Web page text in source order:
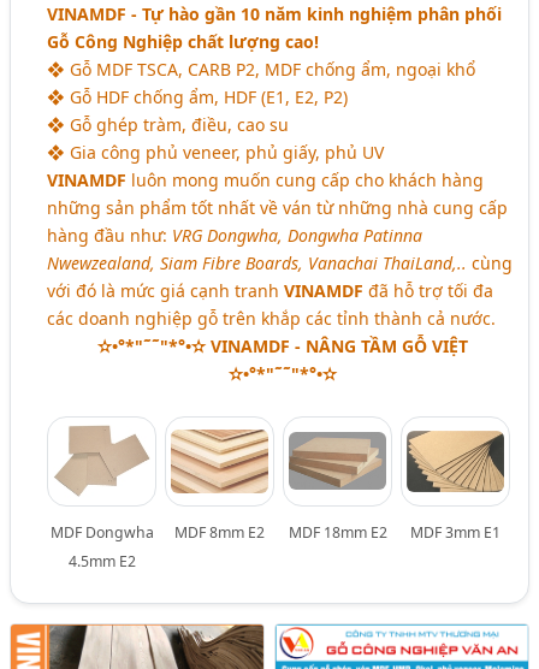
VINAMDF - Tự hào gần 10 năm kinh nghiệm phân phối
Gỗ Công Nghiệp chất lượng cao!
❖ Gỗ MDF TSCA, CARB P2, MDF chống ẩm, ngoại khổ
❖ Gỗ HDF chống ẩm, HDF (E1, E2, P2)
❖ Gỗ ghép tràm, điều, cao su
❖ Gia công phủ veneer, phủ giấy, phủ UV
VINAMDF luôn mong muốn cung cấp cho khách hàng
những sản phẩm tốt nhất về ván từ những nhà cung cấp
hàng đầu như: VRG Dongwha, Dongwha Patinna
Nwewzealand, Siam Fibre Boards, Vanachai ThaiLand,.. cùng
với đó là mức giá cạnh tranhVINAMDF đã hỗ trợ tối đa
các doanh nghiệp gỗ trên khắp các tỉnh thành cả nước.
✫•°*"˜˜"*°•✫ VINAMDF - NÂNG TẦM GỖ VIỆT
✫•°*"˜˜"*°•✫
MDF Dongwha
4.5mm E2
MDF 8mm E2 MDF 18mm E2 MDF 3mm E1